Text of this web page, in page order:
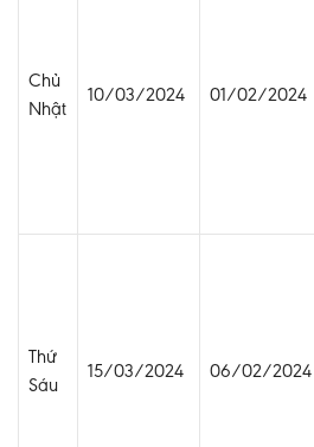
Chủ
Nhật
10/03/2024 01/02/2024
Thứ
Sáu
15/03/2024 06/02/2024